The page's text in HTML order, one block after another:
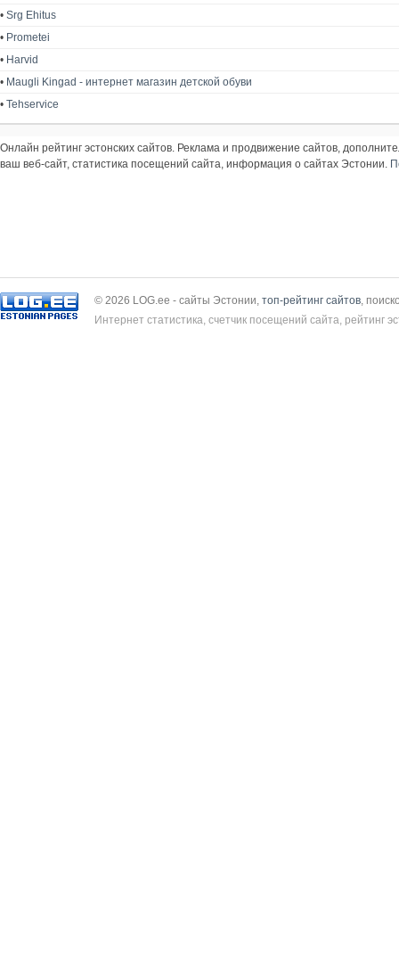
• Srg Ehitus
• Prometei
• Harvid
• Maugli Kingad - интернет магазин детской обуви
• Tehservice
Онлайн рейтинг эстонских сайтов. Реклама и продвижение сайтов,
ваш веб-сайт, статистика посещений сайта, информация о сайтах Эстонии.
© 2026 LOG.ee - сайты Эстонии, топ-рейтинг сайтов ,
Интернет статистика, счетчик посещений сайта, рейтинг